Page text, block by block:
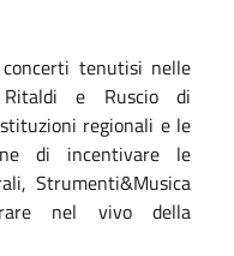
tenutisi nelle
e Ruscio di
regionali e le
di incentivare le
Strumenti&Musica
nel vivo della